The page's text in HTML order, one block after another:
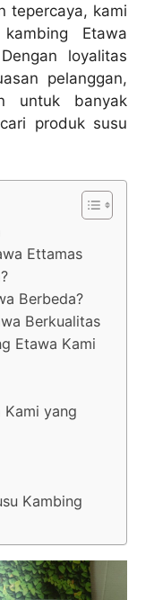
tepercaya, kami
Etawa
loyalitas
pelanggan,
untuk banyak
produk susu
Ettamas
Berbeda?
Berkualitas
Etawa Kami
Kami yang
Kambing